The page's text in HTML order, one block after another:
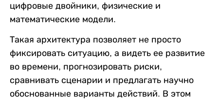
цифровые двойники, физические и
математические модели.
Такая архитектура позволяет не просто
фиксировать ситуацию, а видеть ее развитие
во времени, прогнозировать риски,
сравнивать сценарии и предлагать научно
обоснованные варианты действий. В этом